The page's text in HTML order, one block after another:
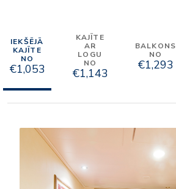
IEKŠĒJĀ
KAJĪTE
NO
€1,053
KAJĪTE
AR
LOGU
NO
€1,143
BALKONS
NO
€1,293